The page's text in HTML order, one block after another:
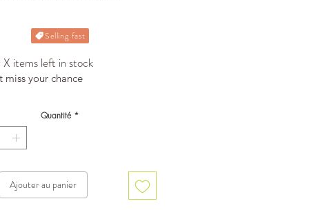
Selling fast
items left in stock
miss your chance
Quantité *
Ajouter au panier